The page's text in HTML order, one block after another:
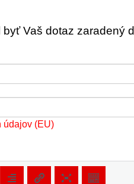
Vaš dotaz zaradený
údajov (EU)